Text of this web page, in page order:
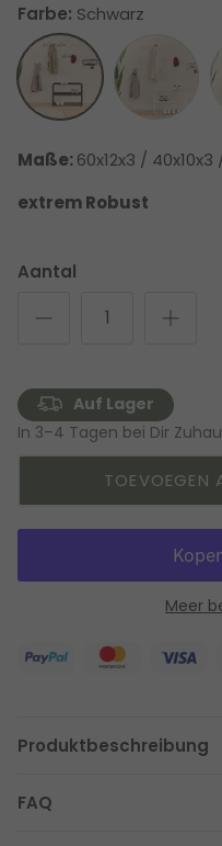
Farbe: Schwarz
Schwarz
Maße:60x12x3 /
extrem Robust
Aantal
Auf Lager
In 3–4 Tagen bei Dir
TOEVOEGEN
Meer
Produktbeschreibung
FAQ